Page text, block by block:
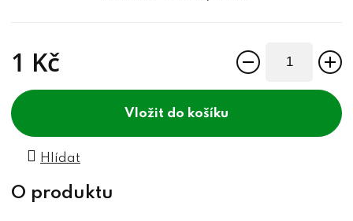
1 Kč
do košíku
Hlídat